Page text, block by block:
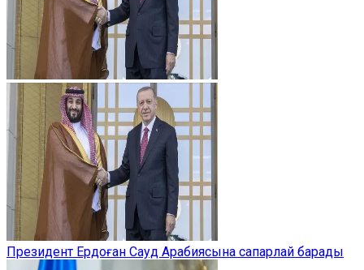
Президент Ердоған Сауд Арабиясына сапарлай барады